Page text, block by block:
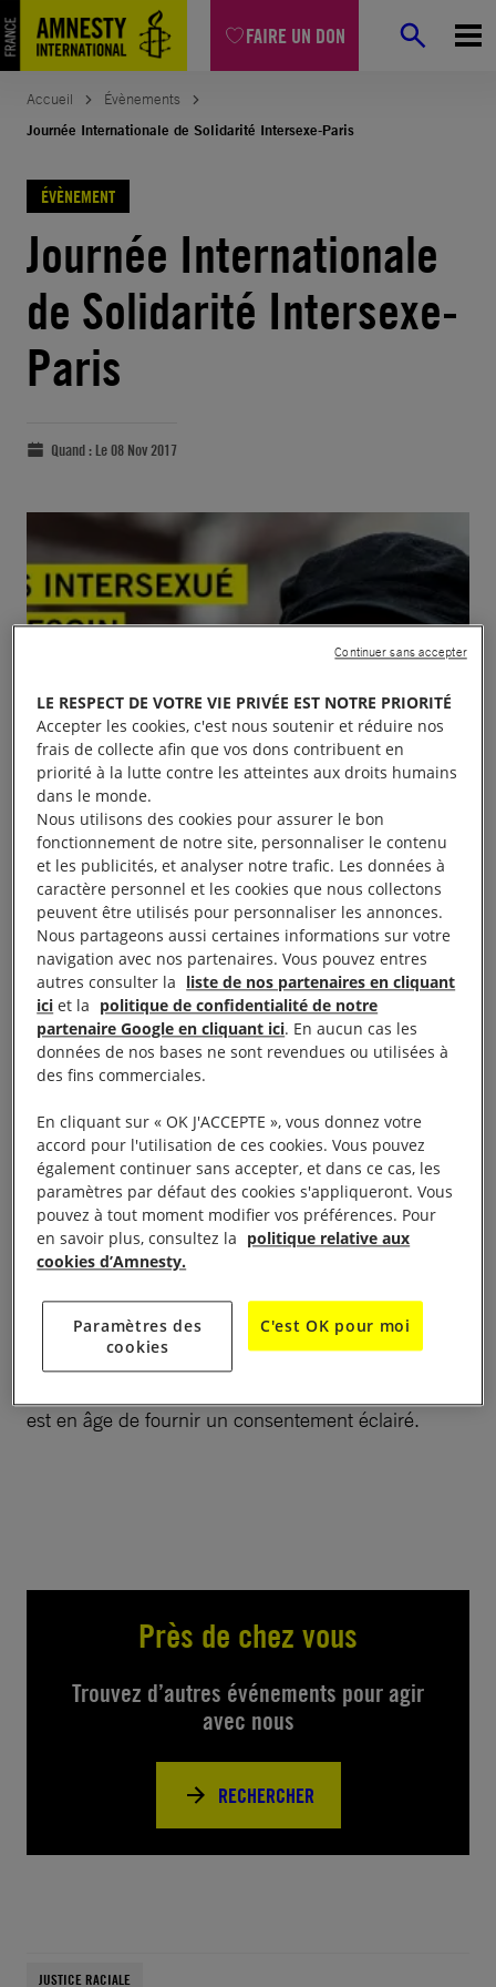
FAIRE UN DON
Accueil
Évènements
Journée Internationale de Solidarité Intersexe-Paris
ÉVÈNEMENT
Journée Internationale
de Solidarité Intersexe-
Paris
Quand : Le 08 Nov 2017
Le 8 novembre à 19h, Amnesty International France
sera présentePlace Stravinsky
respect des droits fondamentaux des personnes
intersexes en France et dans le monde
Les personnes intersexe – qui naissent avec des
organes génitaux qui ne correspondent ni au
masculin ni au féminin – subissent de nombreuses
discriminations dont des opérations chirurgicales
dès la naissance afin de les « normaliser ». Ces
pratiquesne doivent pas être systématiques et être
est en âge de fournir un consentement éclairé.
Près de chez vous
Trouvez d’autres événements pour agir
avec nous
RECHERCHER
JUSTICE RACIALE
LE RESPECT DE VOTRE VIE PRIVÉE EST NOTRE PRIORITÉ
Accepter les cookies, c'est nous soutenir et réduire nos
frais de collecte afin que vos dons contribuent en
priorité à la lutte contre les atteintes aux droits humains
dans le monde.
Nous utilisons des cookies pour assurer le bon
fonctionnement de notre site, personnaliser le contenu
et les publicités, et analyser notre trafic. Les données à
caractère personnel et les cookies que nous collectons
peuvent être utilisés pour personnaliser les annonces.
Nous partageons aussi certaines informations sur votre
navigation avec nos partenaires. Vous pouvez entres
autres consulter la liste de nos partenaires en cliquant
ici et la politique de confidentialité de notre
partenaire Google en cliquant ici. En aucun cas les
données de nos bases ne sont revendues ou utilisées à
des fins commerciales.
En cliquant sur « OK J'ACCEPTE », vous donnez votre
accord pour l'utilisation de ces cookies. Vous pouvez
également continuer sans accepter, et dans ce cas, les
paramètres par défaut des cookies s'appliqueront. Vous
pouvez à tout moment modifier vos préférences. Pour
en savoir plus, consultez la politique relative aux
cookies d’Amnesty.
Paramètres des
cookies
C'est OK pour moi
Continuer sans accepter